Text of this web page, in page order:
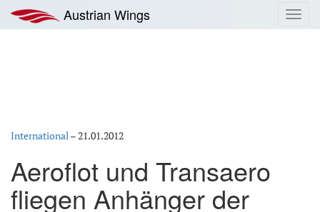
Inhalt
springen
Austrian Wings
International–21.01.2012
Aeroflot und Transaero
fliegen Anhänger der